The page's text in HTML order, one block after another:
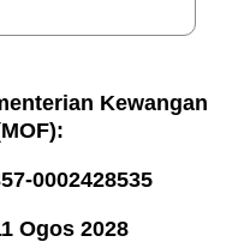
Kewangan
0002428535
Ogos 2028